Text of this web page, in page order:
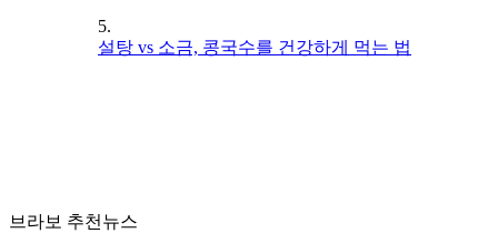
5.
설탕 vs 소금, 콩국수를 건강하게 먹는 법
브라보 추천뉴스